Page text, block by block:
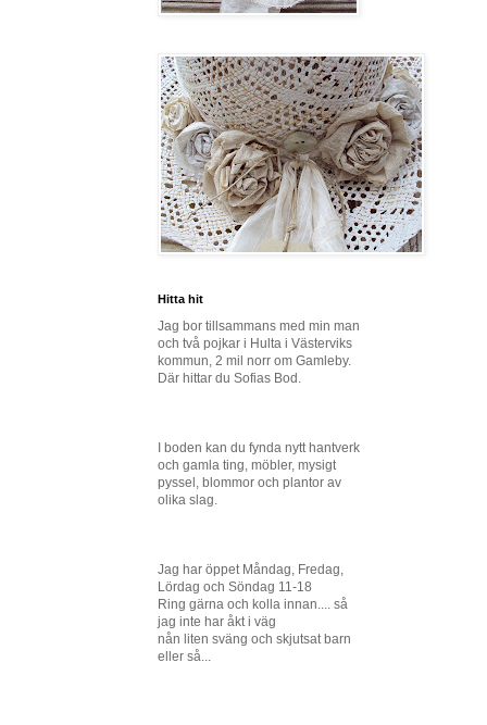
Hitta hit
Jag bor tillsammans med min man
och två pojkar i Hulta i Västerviks
kommun, 2 mil norr om Gamleby.
Där hittar du Sofias Bod.
I boden kan du fynda nytt hantverk
och gamla ting, möbler, mysigt
pyssel, blommor och plantor av
olika slag.
Jag har öppet Måndag, Fredag,
Lördag och Söndag 11-18
Ring gärna och kolla innan.... så
jag inte har åkt i väg
nån liten sväng och skjutsat barn
eller så...